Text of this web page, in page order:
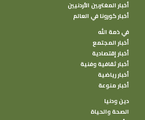
أخبار المغتربين الأردنيين
أخبار كورونا في العالم
في ذمة الله
أخبار المجتمع
أخبار إقتصادية
أخبار ثقافية وفنية
أخبار رياضية
أخبار منوعة
دين ودنيا
الصحة والحياة